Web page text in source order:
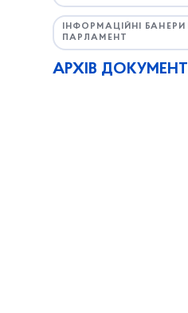
ІНФОРМАЦІЙНІ
ПАРЛАМЕНТ
АРХІВ